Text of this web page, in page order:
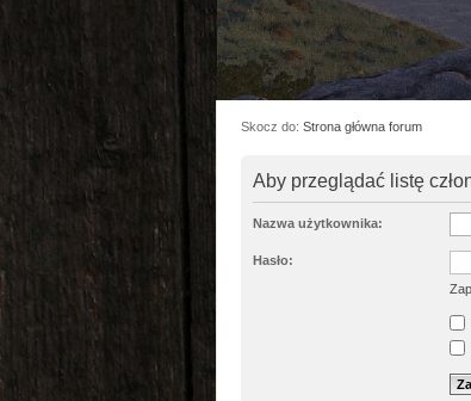
Skocz do: Strona główna forum
Aby przeglądać listę
Nazwa użytkownika:
Hasło: